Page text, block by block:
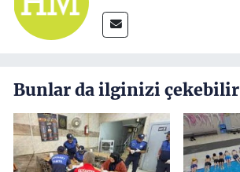
Bunlar da ilginizi çekebilir